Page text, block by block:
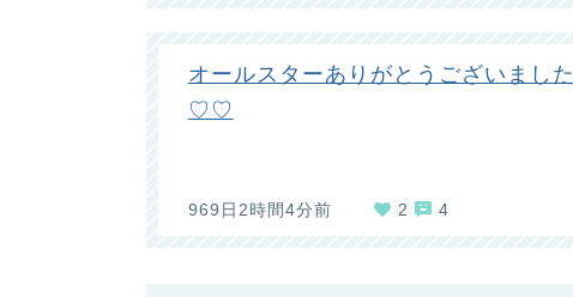
オールスターありがとうございました
♡♡
969日2時間4分前 2 4